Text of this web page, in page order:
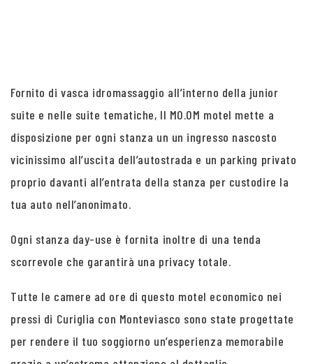
Fornito di vasca idromassaggio all’interno della junior
suite e nelle suite tematiche, Il MO.OM motel mette a
disposizione per ogni stanza un un ingresso nascosto
vicinissimo all’uscita dell’autostrada e un parking privato
proprio davanti all’entrata della stanza per custodire la
tua auto nell’anonimato.
Ogni stanza day-use è fornita inoltre di una tenda
scorrevole che garantirà una privacy totale.
Tutte le camere ad ore di questo motel economico nei
pressi di Curiglia con Monteviasco sono state progettate
per rendere il tuo soggiorno un’esperienza memorabile